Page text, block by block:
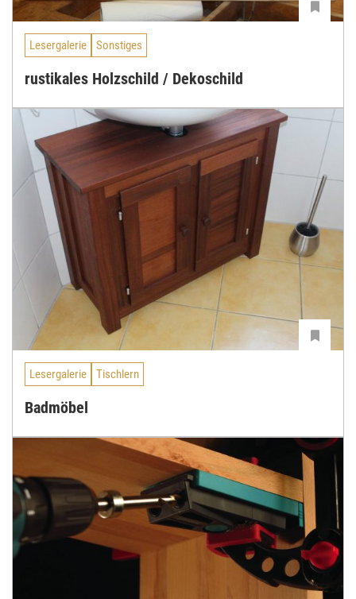
Lesergalerie Sonstiges
rustikales Holzschild / Dekoschild
Lesergalerie Tischlern
Badmöbel